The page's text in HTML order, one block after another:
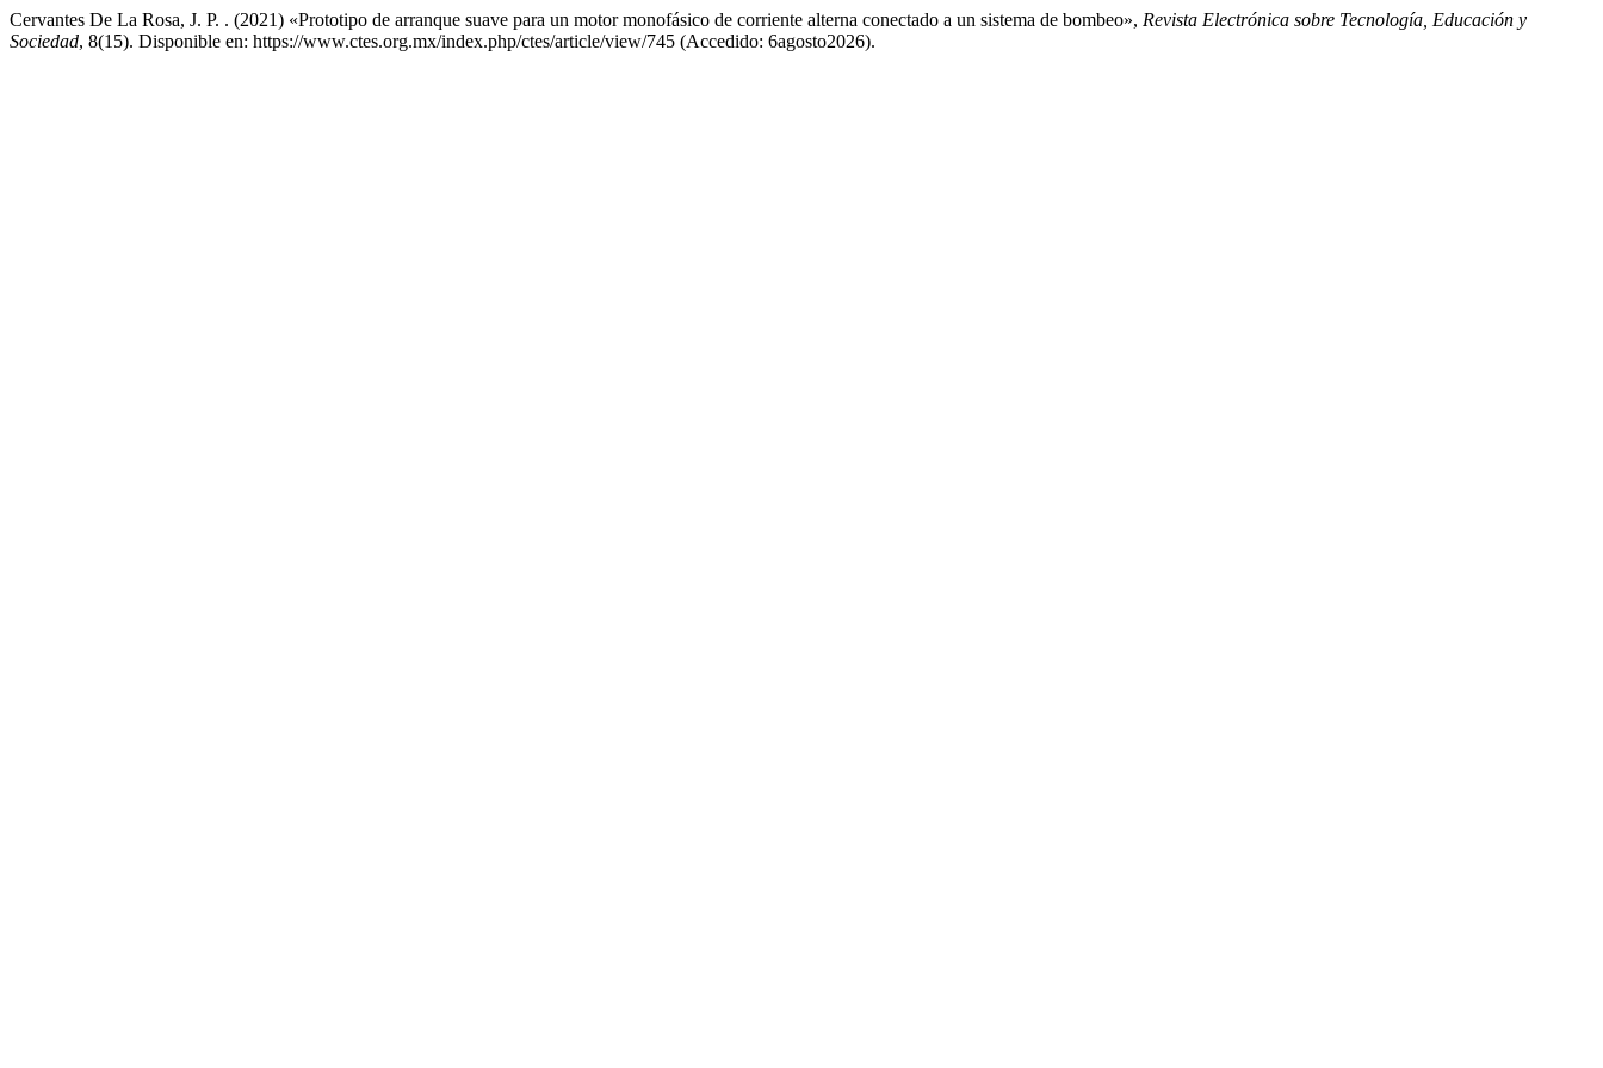
Cervantes De La Rosa, J. P. . (2021) «Prototipo de arranque suave para un motor monofásico de corriente alterna conectado a un sistema de bombeo», Revista Electrónica sobre Tecnología, Educación y
Sociedad, 8(15). Disponible en: https://www.ctes.org.mx/index.php/ctes/article/view/745 (Accedido: 6agosto2026).